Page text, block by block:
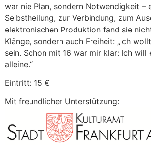
war nie Plan, sondern Notwendigkeit –
Selbstheilung, zur Verbindung, zum
elektronischen Produktion fand sie
Klänge, sondern auch Freiheit: „Ich
sein. Schon mit 16 war mir klar: Ich will
alleine.“
Eintritt: 15 €
Mit freundlicher Unterstützung: